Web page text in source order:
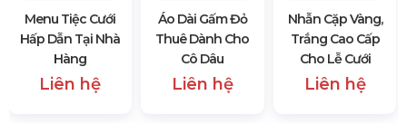
Menu Tiệc Cưới
Hấp Dẫn Tại Nhà
Hàng
Liên hệ
Áo Dài Gấm Đỏ
Thuê Dành Cho
Cô Dâu
Liên hệ
Nhẫn Cặp Vàng,
Trắng Cao Cấp
Cho Lễ Cưới
Liên hệ